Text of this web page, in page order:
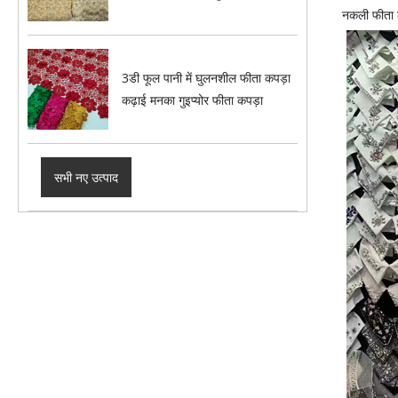
3डी फूल पानी में घुलनशील फीता कपड़ा
कढ़ाई मनका गुइप्योर फीता कपड़ा
सभी नए उत्पाद
नकली फीता